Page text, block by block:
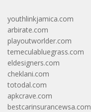
youthlinkjamica.com
arbirate.com
playoutworlder.com
temeculabluegrass.com
eldesigners.com
cheklani.com
totodal.com
apkcrave.com
bestcarinsurancewsa.com